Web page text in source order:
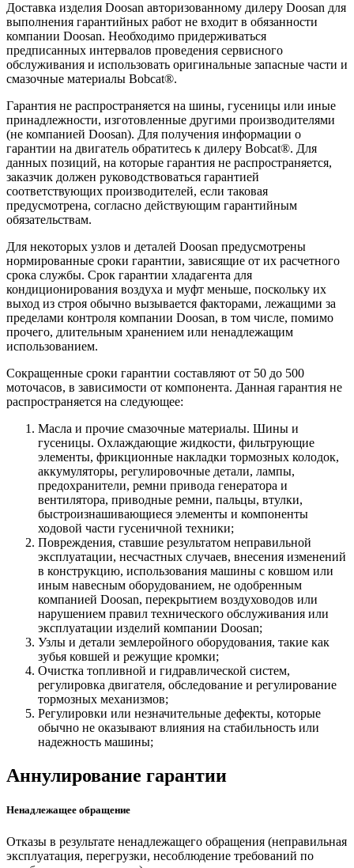
Доставка изделия Doosan авторизованному дилеру Doosan для
выполнения гарантийных работ не входит в обязанности
компании Doosan. Необходимо придерживаться
предписанных интервалов проведения сервисного
обслуживания и использовать оригинальные запасные части и
смазочные материалы Bobcat®.
Гарантия не распространяется на шины, гусеницы или иные
принадлежности, изготовленные другими производителями
(не компанией Doosan). Для получения информации о
гарантии на двигатель обратитесь к дилеру Bobcat®. Для
данных позиций, на которые гарантия не распространяется,
заказчик должен руководствоваться гарантией
соответствующих производителей, если таковая
предусмотрена, согласно действующим гарантийным
обязательствам.
Для некоторых узлов и деталей Doosan предусмотрены
нормированные сроки гарантии, зависящие от их расчетного
срока службы. Срок гарантии хладагента для
кондиционирования воздуха и муфт меньше, поскольку их
выход из строя обычно вызывается факторами, лежащими за
пределами контроля компании Doosan, в том числе, помимо
прочего, длительным хранением или ненадлежащим
использованием.
Сокращенные сроки гарантии составляют от 50 до 500
моточасов, в зависимости от компонента. Данная гарантия не
распространяется на следующее:
Масла и прочие смазочные материалы. Шины и
гусеницы. Охлаждающие жидкости, фильтрующие
элементы, фрикционные накладки тормозных колодок,
аккумуляторы, регулировочные детали, лампы,
предохранители, ремни привода генератора и
вентилятора, приводные ремни, пальцы, втулки,
быстроизнашивающиеся элементы и компоненты
ходовой части гусеничной техники;
Повреждения, ставшие результатом неправильной
эксплуатации, несчастных случаев, внесения изменений
в конструкцию, использования машины с ковшом или
иным навесным оборудованием, не одобренным
компанией Doosan, перекрытием воздуховодов или
нарушением правил технического обслуживания или
эксплуатации изделий компании Doosan;
Узлы и детали землеройного оборудования, такие как
зубья ковшей и режущие кромки;
Очистка топливной и гидравлической систем,
регулировка двигателя, обследование и регулирование
тормозных механизмов;
Регулировки или незначительные дефекты, которые
обычно не оказывают влияния на стабильность или
надежность машины;
Аннулирование гарантии
Ненадлежащее обращение
Отказы в результате ненадлежащего обращения (неправильная
эксплуатация, перегрузки, несоблюдение требований по